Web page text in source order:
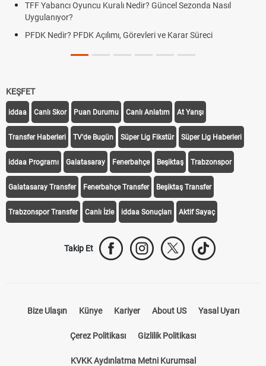
TFF Yabancı Oyuncu Kuralı Nedir? Güncel Sezonda Nasıl
Uygulanıyor?
PFDK Nedir? PFDK Açılımı, Görevleri ve Karar Süreci
KEŞFET
iddaa Canlı Skor Puan Durumu Canlı Anlatım At Yarışı
Transfer Haberleri TV'de Bugün Süper Lig Fikstür Süper Lig Haberleri
iddaa Programı Galatasaray Fenerbahçe Beşiktaş Trabzonspor
Galatasaray Transfer Fenerbahçe Transfer Beşiktaş Transfer
Trabzonspor Transfer Canlı İzle iddaa Sonuçları Aktif Sayaç
Takip Et
Bize Ulaşın Künye Kariyer About US Yasal Uyarı
Çerez Politikası Gizlilik Politikası
KVKK Aydınlatma Metni Kurumsal